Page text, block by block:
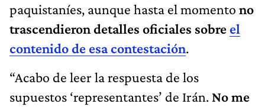
paquistaníes, aunque hasta el momento no
trascendieron detalles oficiales sobre el
contenido de esa contestación.
“Acabo de leer la respuesta de los
supuestos ‘representantes’ de Irán. No me